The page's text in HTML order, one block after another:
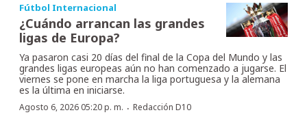
Fútbol Internacional
¿Cuándo arrancan las grandes
ligas de Europa?
Ya pasaron casi 20 días del final de la Copa del Mundo y las
grandes ligas europeas aún no han comenzado a jugarse. El
viernes se pone en marcha la liga portuguesa y la alemana
es la última en iniciarse.
Agosto 6, 2026 05:20 p. m. · Redacción D10